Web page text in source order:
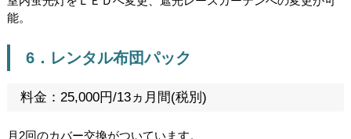
能。
6．レンタル布団パック
料金：25,000円/13ヵ月間(税別)
月2回のカバー交換がついています。